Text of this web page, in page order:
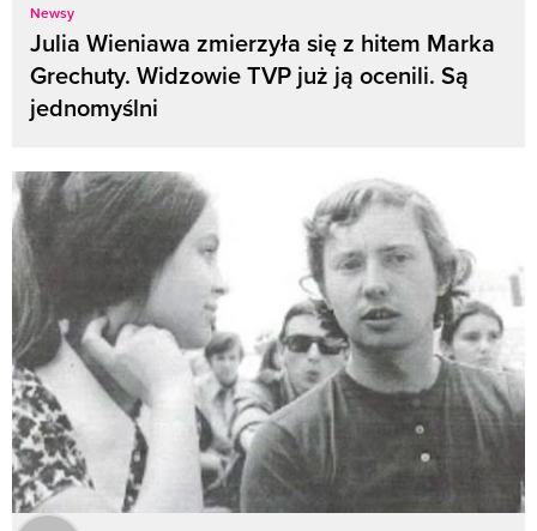
Newsy
Julia Wieniawa zmierzyła się z hitem Marka
Grechuty. Widzowie TVP już ją ocenili. Są
jednomyślni